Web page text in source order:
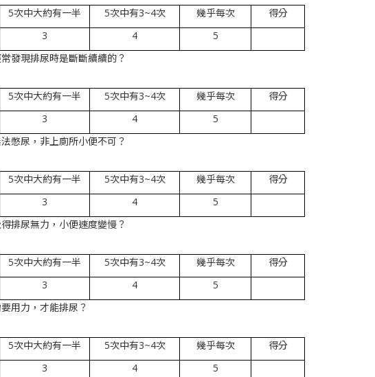
5次中大約有一半 5次中有3~4次 幾乎每次
得分
3 4
5
發現排尿時是斷斷續續的？
5次中大約有一半 5次中有3~4次 幾乎每次
得分
3 4
5
憋尿，非上廁所小便不可？
5次中大約有一半 5次中有3~4次 幾乎每次
得分
3 4
5
排尿無力，小便速度變慢？
5次中大約有一半 5次中有3~4次 幾乎每次
得分
3 4
5
用力，才能排尿？
5次中大約有一半 5次中有3~4次 幾乎每次
得分
3 4
5